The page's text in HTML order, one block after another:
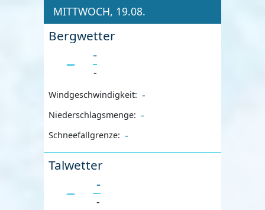
MITTWOCH, 19.08.
Bergwetter
-
-
Windgeschwindigkeit: -
Niederschlagsmenge: -
Schneefallgrenze: -
Talwetter
-
-